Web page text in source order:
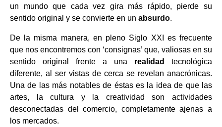
un mundo que cada vez gira más rápido, pierde su
sentido original y se convierte en un absurdo.
De la misma manera, en pleno Siglo XXI es frecuente
que nos encontremos con ‘consignas’ que, valiosas en su
sentido original frente a una realidad
tecnológica
diferente, al ser vistas de cerca se revelan anacrónicas.
Una de las más notables de éstas es la idea de que las
artes, la cultura y la creatividad son actividades
desconectadas del comercio, completamente ajenas a
los mercados.